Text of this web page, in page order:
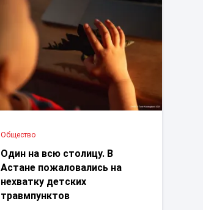
Общество
Один на всю столицу. В
Астане пожаловались на
нехватку детских
травмпунктов